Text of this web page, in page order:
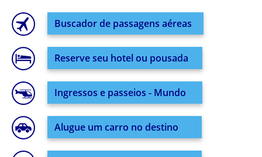
Buscador de passagens aéreas
Reserve seu hotel ou pousada
Ingressos e passeios - Mundo
Alugue um carro no destino